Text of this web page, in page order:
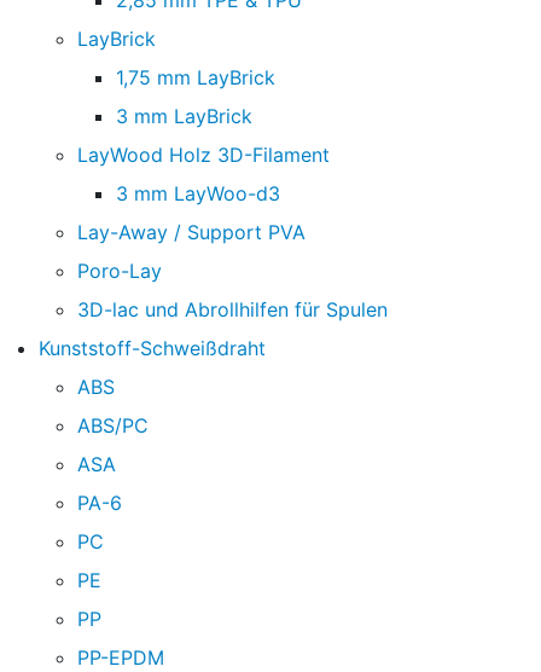
LayBrick
1,75 mm LayBrick
3 mm LayBrick
LayWood Holz 3D-Filament
3 mm LayWoo-d3
Lay-Away / Support PVA
Poro-Lay
3D-lac und Abrollhilfen für Spulen
Kunststoff-Schweißdraht
ABS
ABS/PC
ASA
PA-6
PC
PE
PP
PP-EPDM